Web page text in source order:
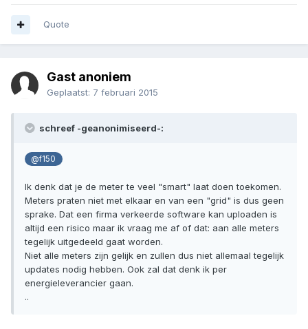
Quote
Gast anoniem
Geplaatst: 7 februari 2015
schreef -geanonimiseerd-:
@f150
Ik denk dat je de meter te veel "smart" laat doen toekomen.
Meters praten niet met elkaar en van een "grid" is dus geen
sprake. Dat een firma verkeerde software kan uploaden is
altijd een risico maar ik vraag me af of dat: aan alle meters
tegelijk uitgedeeld gaat worden.
Niet alle meters zijn gelijk en zullen dus niet allemaal tegelijk
updates nodig hebben. Ook zal dat denk ik per
energieleverancier gaan.
..